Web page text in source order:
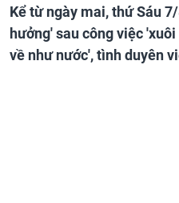
Kể từ ngày mai, thứ Sáu
hưởng' sau công việc
về như nước', tình duyên